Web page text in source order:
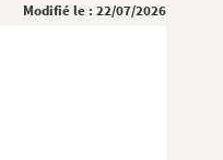
Modifié le : 22/07/2026